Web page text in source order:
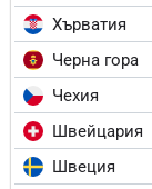
Хърватия
Черна гора
Чехия
Швейцария
Швеция